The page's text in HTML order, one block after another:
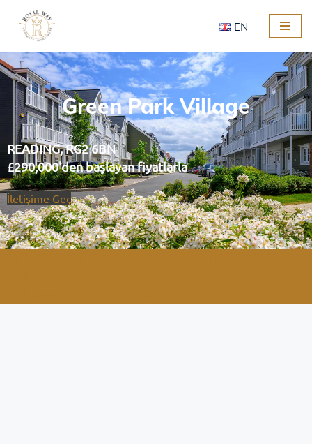
İçeriğe
geç
EN
Green Park Village
READING, RG2 6BN
£290,000'den başlayan fiyatlarla
İletişime Geç